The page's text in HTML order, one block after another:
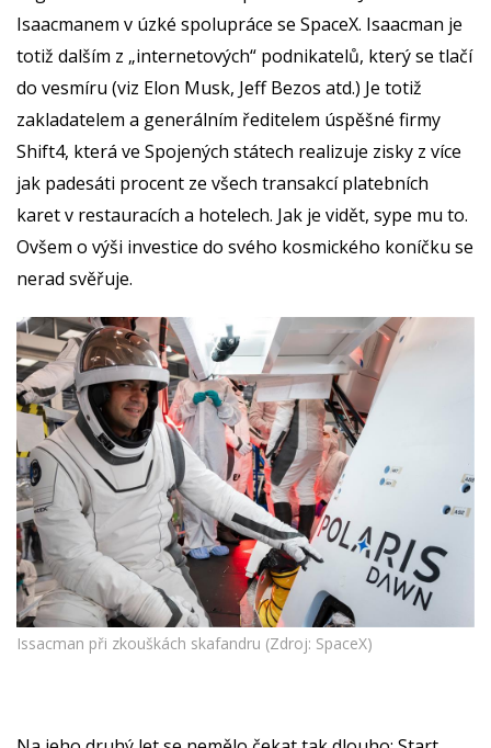
Isaacmanem v úzké spolupráce se SpaceX. Isaacman je
totiž dalším z „internetových“ podnikatelů, který se tlačí
do vesmíru (viz Elon Musk, Jeff Bezos atd.) Je totiž
zakladatelem a generálním ředitelem úspěšné firmy
Shift4, která ve Spojených státech realizuje zisky z více
jak padesáti procent ze všech transakcí platebních
karet v restauracích a hotelech. Jak je vidět, sype mu to.
Ovšem o výši investice do svého kosmického koníčku se
nerad svěřuje.
Issacman při zkouškách skafandru (Zdroj: SpaceX)